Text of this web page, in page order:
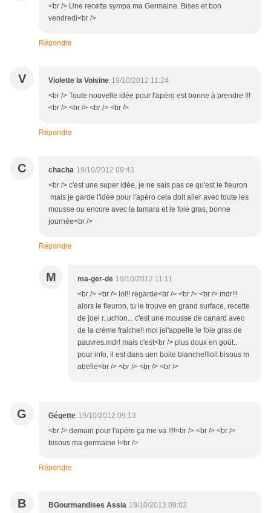
<br /> Une recette sympa ma Germaine. Bises et bon
vendredi<br />
Répondre
V Violette la Voisine 19/10/2012 11:24
<br /> Toute nouvelle idée pour l'apéro est bonne à prendre !!!
<br /> <br /> <br /> <br />
Répondre
C chacha 19/10/2012 09:43
<br /> c'est une super idée, je ne sais pas ce qu'est le fleuron
mais je garde l'idée pour l'apéro cela doit aller avec toute les
mousse ou encore avec la tamara et le foie gras, bonne
journée<br />
Répondre
M ma-ger-de 19/10/2012 11:11
<br /> <br /> lol!! regarde<br /> <br /> <br /> mdr!!!
alors le fleuron, tu le trouve en grand surface, recette
de joel r..uchon... c'est une mousse de canard avec
de la crème fraiche!! moi jel'appelle le foie gras de
pauvres.mdr! mais c'est<br /> plus doux en goût..
pour info, il est dans uen boite blanche!!lol! bisous m
abelle<br /> <br /> <br /> <br />
G Gégette 19/10/2012 09:13
<br /> demain pour l'apéro ça me va !!!!<br /> <br /> <br />
bisous ma germaine !<br />
Répondre
B BGourmandises Assia 19/10/2012 09:02